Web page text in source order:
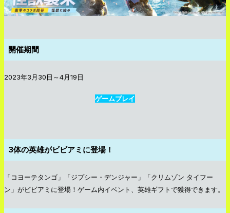
開催期間
2023年3月30日～4月19日
ゲームプレイ
3体の英雄がビビアミに登場！
「コヨーテタンゴ」「ジプシー・デンジャー」「クリムゾン タイフー
ン」がビビアミに登場！ゲーム内イベント、英雄ギフトで獲得できます。